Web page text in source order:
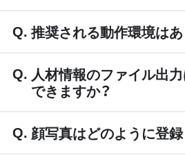
推奨される動作環境は
人材情報のファイル出
できますか？
顔写真はどのように登